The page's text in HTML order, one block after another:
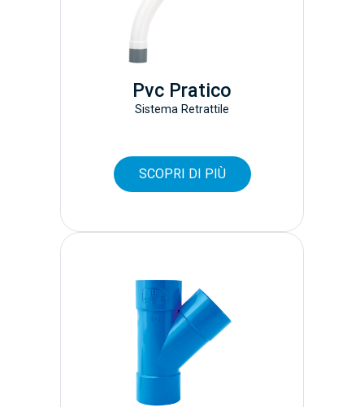
Pvc Pratico
Sistema Retrattile
SCOPRI DI PIÙ